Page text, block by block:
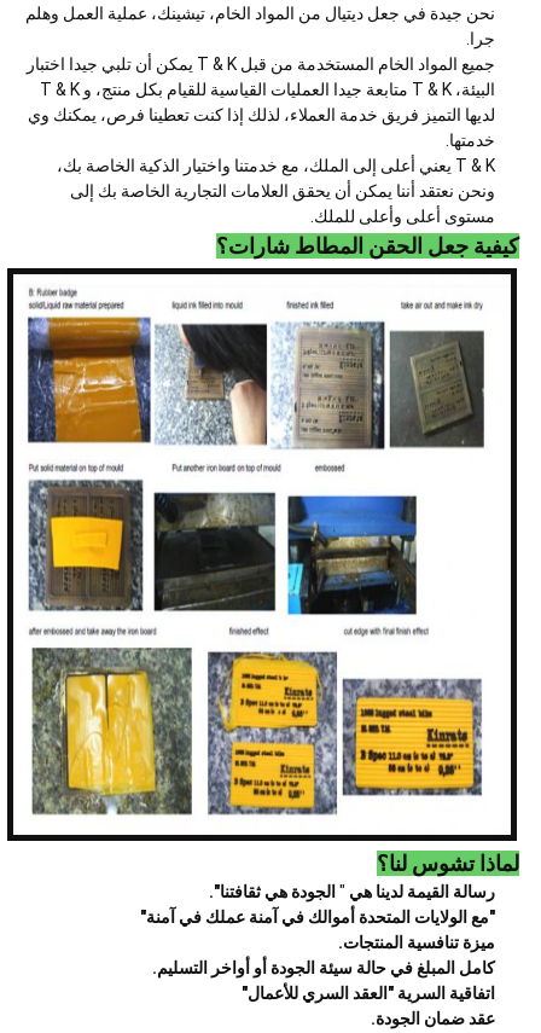
نحن جيدة في جعل ديتيال من المواد الخام، تيشينك، عملية العمل وهلم
جرا.
جميع المواد الخام المستخدمة من قبل T & K يمكن أن تلبي جيدا اختبار
البيئة، T & K متابعة جيدا العمليات القياسية للقيام بكل منتج، و T & K
لديها التميز فريق خدمة العملاء، لذلك إذا كنت تعطينا فرص، يمكنك وي
خدمتها.
T & K يعني أعلى إلى الملك، مع خدمتنا واختيار الذكية الخاصة بك،
ونحن نعتقد أننا يمكن أن يحقق العلامات التجارية الخاصة بك إلى
مستوى أعلى وأعلى للملك.
كيفية جعل الحقن المطاط شارات؟
لماذا تشوس لنا؟
رسالة القيمة لدينا هي " الجودة هي ثقافتنا".
"مع الولايات المتحدة أموالك في آمنة عملك في آمنة"
ميزة تنافسية المنتجات.
كامل المبلغ في حالة سيئة الجودة أو أواخر التسليم.
اتفاقية السرية "العقد السري للأعمال"
عقد ضمان الجودة.